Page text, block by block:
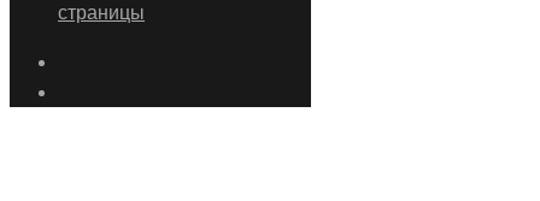
страницы